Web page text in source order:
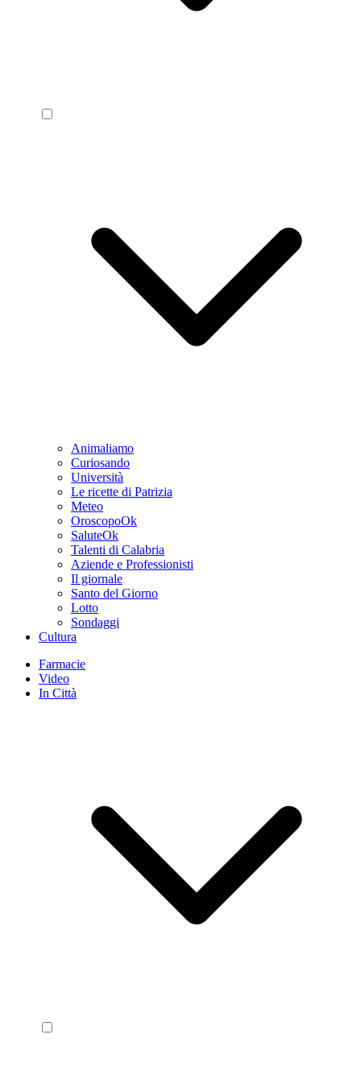
Animaliamo
Curiosando
Università
Le ricette di Patrizia
Meteo
OroscopoOk
SaluteOk
Talenti di Calabria
Aziende e Professionisti
Il giornale
Santo del Giorno
Lotto
Sondaggi
Cultura
Farmacie
Video
In Città